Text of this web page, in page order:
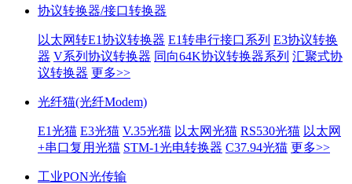
协议转换器/接口转换器
以太网转E1协议转换器 E1转串行接口系列 E3协议转换
器 V系列协议转换器 同向64K协议转换器系列 汇聚式协
议转换器 更多>>
光纤猫(光纤Modem)
E1光猫 E3光猫 V.35光猫 以太网光猫 RS530光猫 以太网
+串口复用光猫 STM-1光电转换器 C37.94光猫 更多>>
工业PON光传输